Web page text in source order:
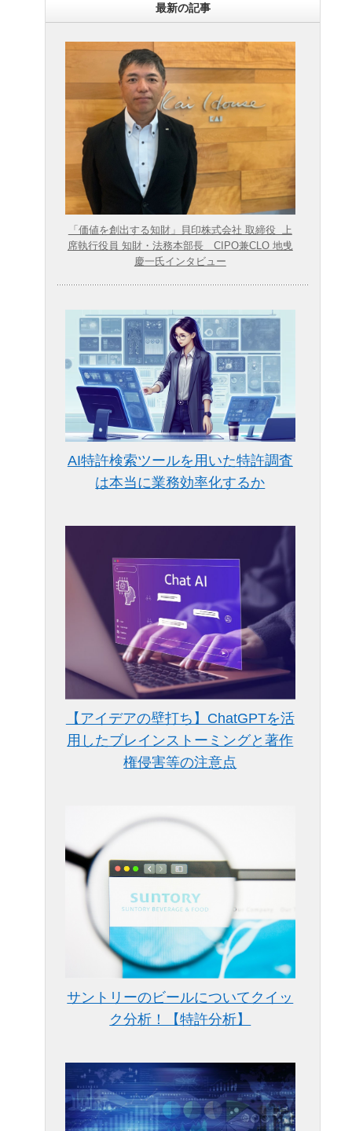
最新の記事
「価値を創出する知財」貝印株式会社 取締役 上
席執行役員 知財・法務本部長 CIPO兼CLO 地曵
慶一氏インタビュー
AI特許検索ツールを用いた特許調査
は本当に業務効率化するか
【アイデアの壁打ち】ChatGPTを活
用したブレインストーミングと著作
権侵害等の注意点
サントリーのビールについてクイッ
ク分析！【特許分析】